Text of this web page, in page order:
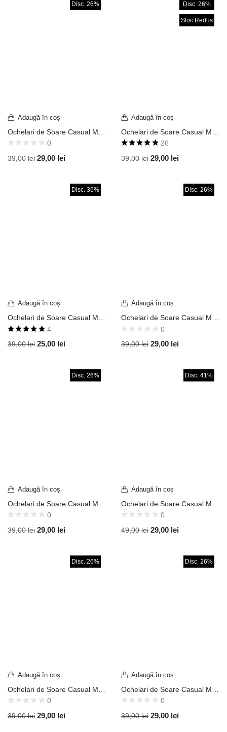
Disc. 26%
Adaugă în coș
0
39,00lei 29,00 lei
Disc. 26%
Stoc Redus
Adaugă în coș
4.85din 5
26
39,00lei 29,00 lei
Disc. 36%
Adaugă în coș
Ochelari de Soare Casual Model Classic Aviator Stil Top Gun Ramă Argintie / Lentilă Galbenă UV400 OVD416
5.00din 5
4
39,00lei 25,00 lei
Disc. 26%
Adaugă în coș
Ochelari de Soare Casual Model Classic Aviator Stil Top Gun Ramă Aurie / Lentilă Maro Degrade UV400 OVD414
0
39,00lei 29,00 lei
Disc. 26%
Adaugă în coș
0
39,00lei 29,00 lei
Disc. 41%
Adaugă în coș
0
49,00lei 29,00 lei
Disc. 26%
Adaugă în coș
0
39,00lei 29,00 lei
Disc. 26%
Adaugă în coș
0
39,00lei 29,00 lei